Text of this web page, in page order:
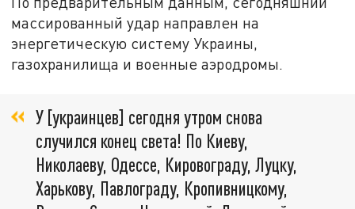
массированный удар направлен на
энергетическую систему Украины,
газохранилища и военные аэродромы.
У [украинцев] сегодня утром снова
случился конец света! По Киеву,
Николаеву, Одессе, Кировограду, Луцку,
Харькову, Павлограду, Кропивницкому,